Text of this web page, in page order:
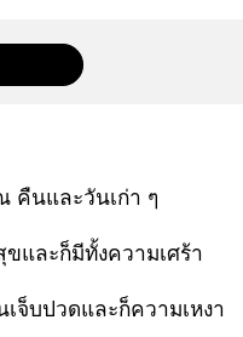
คืนและวันเก่า ๆ
และก็มีทั้งความเศร้า
เจ็บปวดและก็ความเหงา